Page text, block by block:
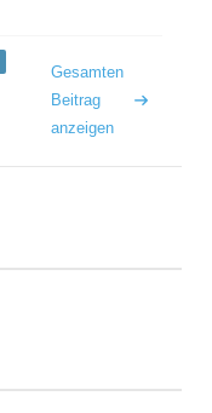
Gesamten
Beitrag
anzeigen